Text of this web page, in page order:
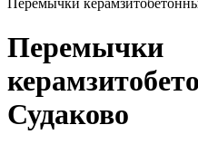
Перемычки
Судаково